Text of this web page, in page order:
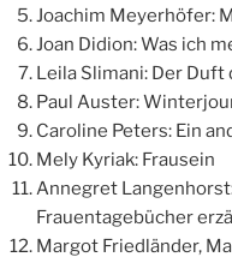
Joachim Meyerhöfer:
Joan Didion: Was ich
Leila Slimani: Der
Paul Auster:
Caroline Peters: Ein
Mely Kyriak: Frausein
Annegret
Frauentagebücher
Margot Friedländer,